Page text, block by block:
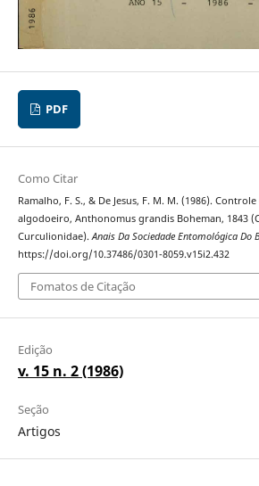
PDF
Como Citar
Ramalho, F. S., & De Jesus, F. M. M. (1986).
algodoeiro, Anthonomus grandis Boheman, 1843
Curculionidae).Anais Da Sociedade Entomológica Do
https://doi.org/10.37486/0301-8059.v15i2.432
Fomatos de Citação
Edição
v. 15 n. 2 (1986)
Seção
Artigos